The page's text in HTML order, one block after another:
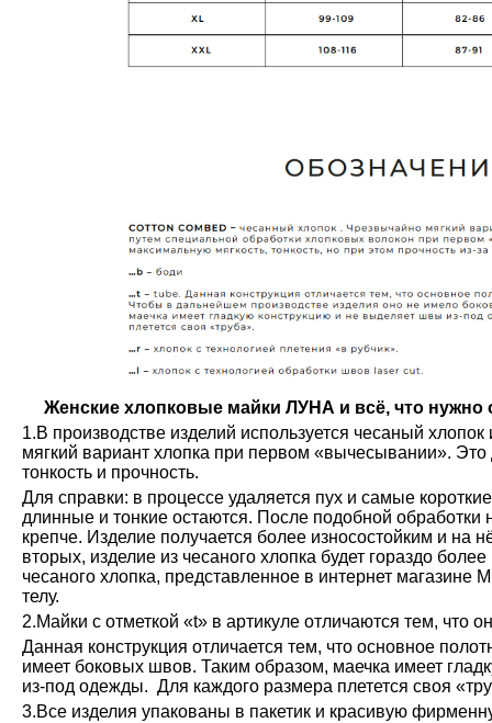
Женские хлопковые майки ЛУНА и всё, что нужно
1.В производстве изделий используется чесаный
мягкий вариант хлопка при первом «вычесывании». Это
тонкость и прочность.
Для справки: в процессе удаляется пух и самые
длинные и тонкие остаются. После подобной обработки
крепче. Изделие получается более износостойким и на
вторых, изделие из чесаного хлопка будет гораздо
чесаного хлопка, представленное в интернет магазине
телу.
2.Майки с отметкой «t» в артикуле отличаются тем, что
Данная конструкция отличается тем, что основное
имеет боковых швов. Таким образом, маечка имеет
из-под одежды. Для каждого размера плетется своя
3.Все изделия упакованы в пакетик и красивую